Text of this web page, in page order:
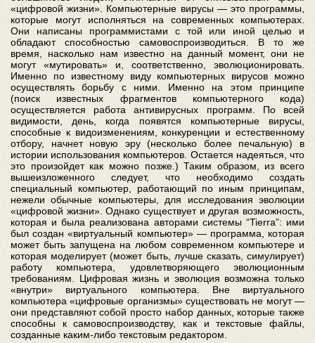
«цифровой жизни». Компьютерные вирусы — это программы,
которые могут исполняться на современных компьютерах.
Они написаны программистами с той или иной целью и
обладают способностью самовоспроизводиться. В то же
время, насколько нам известно на данный момент, они не
могут «мутировать» и, соответственно, эволюционировать.
Именно по известному виду компьютерных вирусов можно
осуществлять борьбу с ними. Именно на этом принципе
(поиск известных фрагментов компьютерного кода)
осуществляется работа антивирусных программ. По всей
видимости, день, когда появятся компьютерные вирусы,
способные к видоизменениям, конкуренции и естественному
отбору, начнет новую эру (несколько более печальную) в
истории использования компьютеров. Остается надеяться, что
это произойдет как можно позже.) Таким образом, из всего
вышеизложенного следует, что необходимо создать
специальный компьютер, работающий по иным принципам,
нежели обычные компьютеры, для исследования эволюции
«цифровой жизни». Однако существует и другая возможность,
которая и была реализована авторами системы “Tierra”: ими
был создан «виртуальный компьютер» — программа, которая
может быть запущена на любом современном компьютере и
которая моделирует (может быть, лучше сказать, симулирует)
работу компьютера, удовлетворяющего эволюционным
требованиям. Цифровая жизнь и эволюция возможна только
«внутри» виртуального компьютера. Вне виртуального
компьютера «цифровые организмы» существовать не могут —
они представляют собой просто набор данных, которые также
способны к самовоспроизводству, как и текстовые файлы,
созданные каким-либо текстовым редактором.